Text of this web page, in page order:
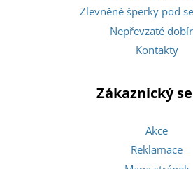
Zlevněné šperky pod
Nepřevzaté
Kontakty
Zákaznický
Akce
Reklamace